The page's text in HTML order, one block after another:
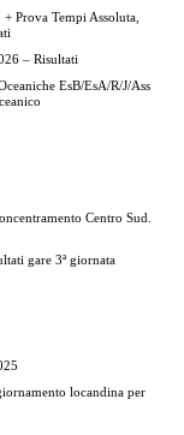
Prova Tempi Assoluta,
– Risultati
EsB/EsA/R/J/Ass
Centro Sud.
gare 3ª giornata
locandina per